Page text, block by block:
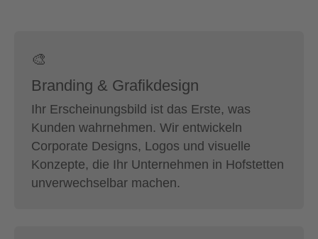
🎨
Branding & Grafikdesign
Ihr Erscheinungsbild ist das Erste, was
Kunden wahrnehmen. Wir entwickeln
Corporate Designs, Logos und visuelle
Konzepte, die Ihr Unternehmen in Hofstetten
unverwechselbar machen.